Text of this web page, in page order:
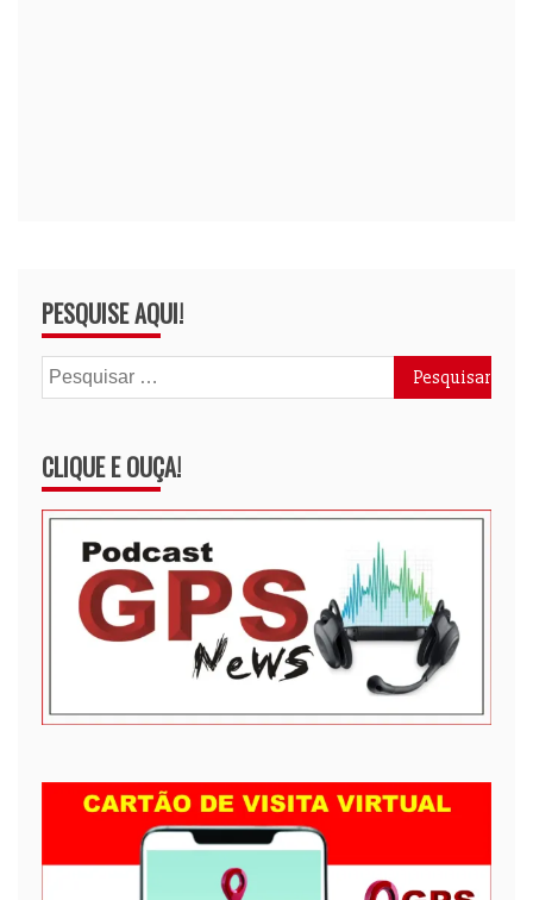
PESQUISE AQUI!
Pesquisar
por:
CLIQUE E OUÇA!